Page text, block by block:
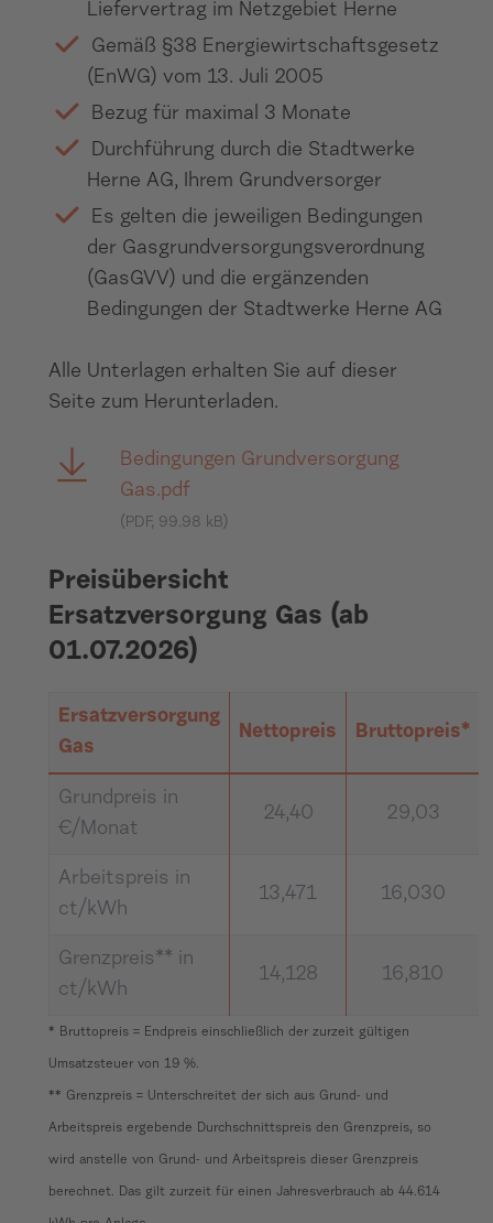
Liefervertrag im Netzgebiet Herne
Gemäß §38 Energiewirtschaftsgesetz
(EnWG) vom 13. Juli 2005
Bezug für maximal 3 Monate
Durchführung durch die Stadtwerke
Herne AG, Ihrem Grundversorger
Es gelten die jeweiligen Bedingungen
der Gasgrundversorgungsverordnung
(GasGVV) und die ergänzenden
Bedingungen der Stadtwerke Herne AG
Alle Unterlagen erhalten Sie auf dieser
Seite zum Herunterladen.
Bedingungen Grundversorgung
Gas.pdf
(PDF, 99.98 kB)
Preisübersicht
Ersatzversorgung Gas (ab
01.07.2026)
Ersatzversorgung
Gas
Nettopreis Bruttopreis*
Grundpreis in
€/Monat
24,40 29,03
Arbeitspreis in
ct/kWh
13,471 16,030
Grenzpreis** in
ct/kWh
14,128 16,810
* Bruttopreis = Endpreis einschließlich der zurzeit gültigen
Umsatzsteuer von 19 %.
** Grenzpreis = Unterschreitet der sich aus Grund- und
Arbeitspreis ergebende Durchschnittspreis den Grenzpreis, so
wird anstelle von Grund- und Arbeitspreis dieser Grenzpreis
berechnet. Das gilt zurzeit für einen Jahresverbrauch ab 44.614